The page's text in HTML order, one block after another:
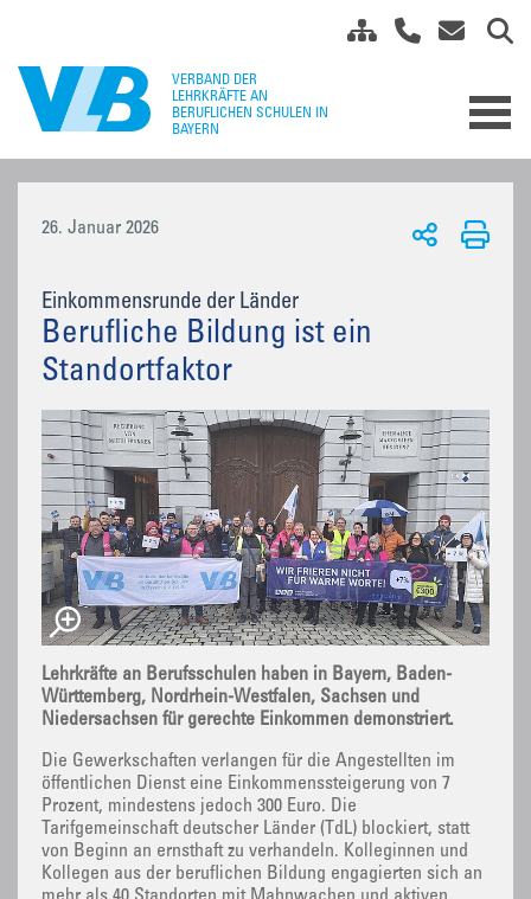
26. Januar 2026
Einkommensrunde der Länder
Berufliche Bildung ist ein
Standortfaktor
Lehrkräfte an Berufsschulen haben in Bayern, Baden-
Württemberg, Nordrhein-Westfalen, Sachsen und
Niedersachsen für gerechte Einkommen demonstriert.
Die Gewerkschaften verlangen für die Angestellten im
öffentlichen Dienst eine Einkommenssteigerung von 7
Prozent, mindestens jedoch 300 Euro. Die
Tarifgemeinschaft deutscher Länder (TdL) blockiert, statt
von Beginn an ernsthaft zu verhandeln. Kolleginnen und
Kollegen aus der beruflichen Bildung engagierten sich an